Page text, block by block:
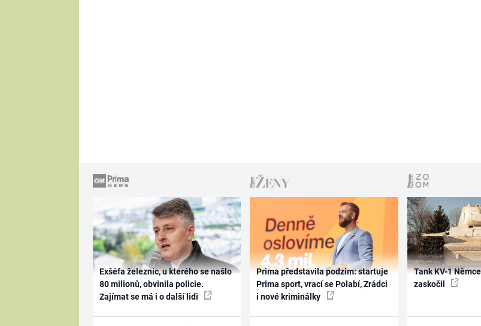
Exšéfa železnic, u kterého se našlo
80 milionů, obvinila policie.
Zajímat se má i o další lidi
Prima představila podzim: startuje
Prima sport, vrací se Polabí, Zrádci
i nové kriminálky
Tank KV-1
zaskočil